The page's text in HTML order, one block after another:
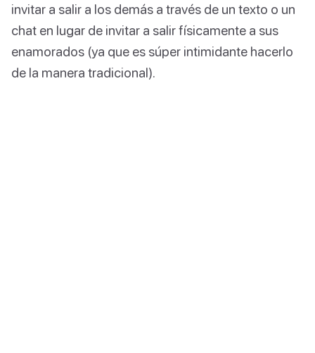
invitar a salir a los demás a través de un texto o un
chat en lugar de invitar a salir físicamente a sus
enamorados (ya que es súper intimidante hacerlo
de la manera tradicional).